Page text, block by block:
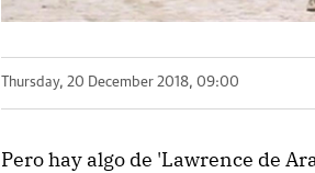
Thursday, 20 December 2018, 09:00
Pero hay algo de 'Lawrence de